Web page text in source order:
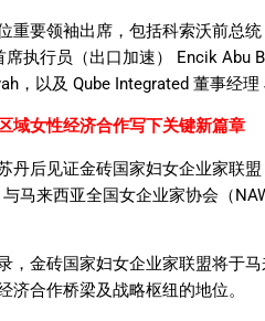
重要领袖出席，包括科索沃前总统
席执行员（出口加速） Encik Abu
，以及 Qube Integrated 董事经理
域女性经济合作写下关键新篇章
丹后见证金砖国家妇女企业家联盟
马来西亚全国女企业家协会（
，金砖国家妇女企业家联盟将于
济合作桥梁及战略枢纽的地位。